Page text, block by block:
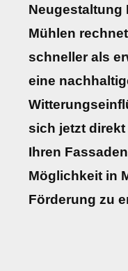
Neugestaltung
Mühlen
schneller als
eine
sich jetzt
Ihren
Möglichkeit in
Förderung zu